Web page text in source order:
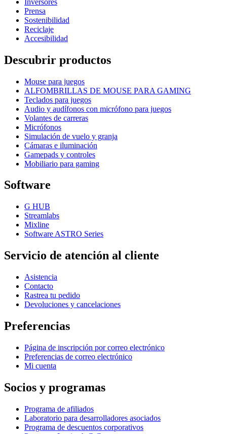
Prensa
Sostenibilidad
Reciclaje
Accesibilidad
Descubrir productos
Mouse para juegos
ALFOMBRILLAS DE MOUSE PARA GAMING
Teclados para juegos
Audio y audífonos con micrófono para juegos
Volantes de carreras
Micrófonos
Simulación de vuelo y granja
Cámaras e iluminación
Gamepads y controles
Mobiliario para gaming
Software
G HUB
Streamlabs
Mixline
Software ASTRO Series
Servicio de atención al cliente
Asistencia
Contacto
Rastrea tu pedido
Devoluciones y cancelaciones
Preferencias
Página de inscripción por correo electrónico
Preferencias de correo electrónico
Mi cuenta
Socios y programas
Programa de afiliados
Laboratorio para desarrolladores asociados
Programa de descuentos corporativos